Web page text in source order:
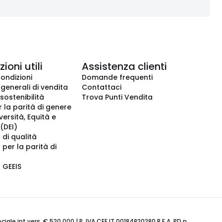
utili
di vendita
la parità di genere
Equità e
qualità
per la parità di
Assistenza clienti
Domande frequenti
Contattaci
Trova Punti Vendita